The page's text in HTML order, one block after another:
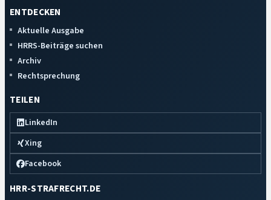
ENTDECKEN
Aktuelle Ausgabe
HRRS-Beiträge suchen
Archiv
Rechtsprechung
TEILEN
LinkedIn
Xing
Facebook
HRR-STRAFRECHT.DE